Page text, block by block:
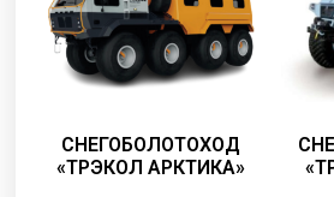
СНЕГОБОЛОТОХОД
«ТРЭКОЛ АРКТИКА»